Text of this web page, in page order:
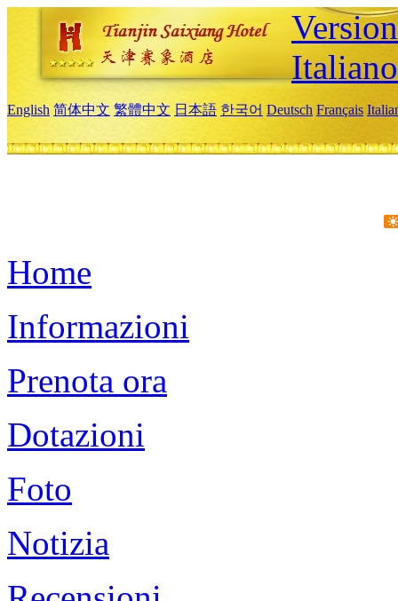
Italiano
English 简体中文 繁體中文 日本語 한국어 Deutsch Français
Home
Informazioni
Prenota ora
Dotazioni
Foto
Notizia